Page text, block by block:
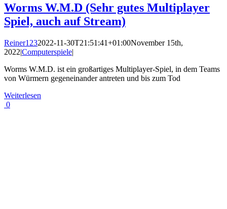
Worms W.M.D (Sehr gutes Multiplayer
Spiel, auch auf Stream)
Reiner1232022-11-30T21:51:41+01:00November 15th,
2022|Computerspiele|
Worms W.M.D. ist ein großartiges Multiplayer-Spiel, in dem Teams
von Würmern gegeneinander antreten und bis zum Tod
Weiterlesen
0